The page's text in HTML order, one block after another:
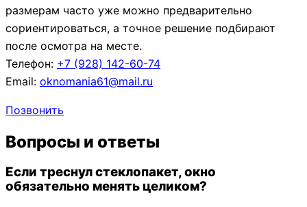
размерам часто уже можно предварительно
сориентироваться, а точное решение подбирают
после осмотра на месте.
Телефон: +7 (928) 142-60-74
Email: oknomania61@mail.ru
Позвонить
Вопросы и ответы
Если треснул стеклопакет, окно
обязательно менять целиком?